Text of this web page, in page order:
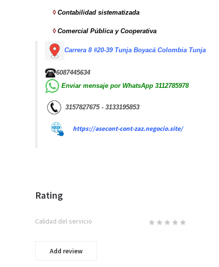
◊Contabilidad sistematizada
◊Comercial Pública y Cooperativa
Carrera 8 #20-39 Tunja Boyacá Colombia Tunja
6087445634
Enviar mensaje por WhatsApp 3112785978
3157827675 - 3133195853
https://asecont-cont-zaz.negocio.site/
Rating
Calidad del servicio
Add review